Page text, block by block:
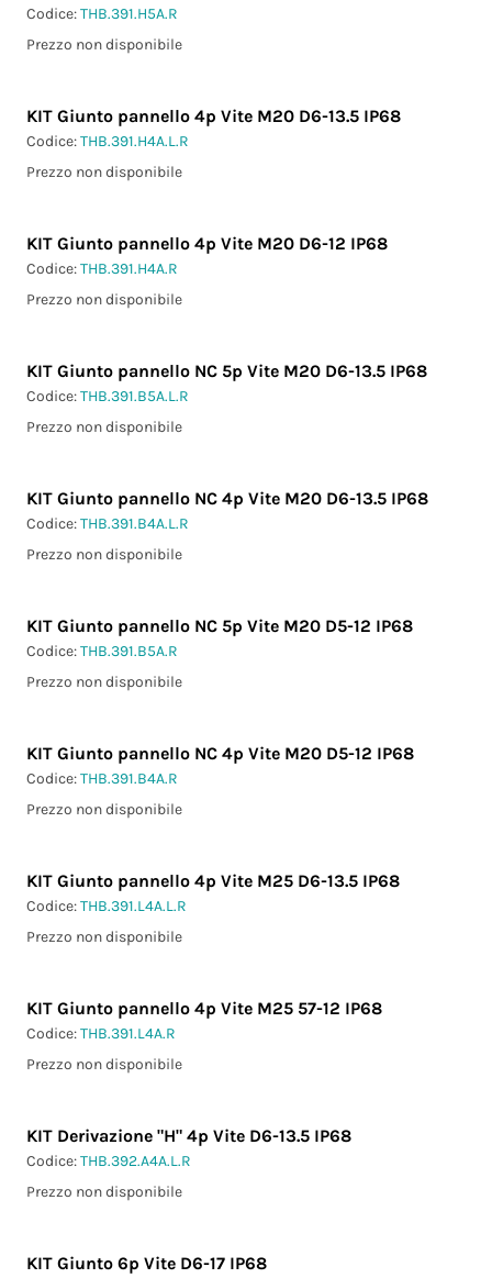
Codice:THB.391.H5A.R
Prezzo non disponibile
KIT Giunto pannello 4p Vite M20 D6-13.5 IP68
Codice:THB.391.H4A.L.R
Prezzo non disponibile
KIT Giunto pannello 4p Vite M20 D6-12 IP68
Codice:THB.391.H4A.R
Prezzo non disponibile
KIT Giunto pannello NC 5p Vite M20 D6-13.5 IP68
Codice:THB.391.B5A.L.R
Prezzo non disponibile
KIT Giunto pannello NC 4p Vite M20 D6-13.5 IP68
Codice:THB.391.B4A.L.R
Prezzo non disponibile
KIT Giunto pannello NC 5p Vite M20 D5-12 IP68
Codice:THB.391.B5A.R
Prezzo non disponibile
KIT Giunto pannello NC 4p Vite M20 D5-12 IP68
Codice:THB.391.B4A.R
Prezzo non disponibile
KIT Giunto pannello 4p Vite M25 D6-13.5 IP68
Codice:THB.391.L4A.L.R
Prezzo non disponibile
KIT Giunto pannello 4p Vite M25 57-12 IP68
Codice:THB.391.L4A.R
Prezzo non disponibile
KIT Derivazione "H" 4p Vite D6-13.5 IP68
Codice:THB.392.A4A.L.R
Prezzo non disponibile
KIT Giunto 6p Vite D6-17 IP68